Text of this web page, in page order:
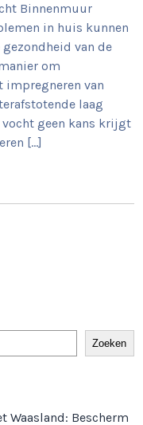
Binnenmuur
in huis kunnen
gezondheid van de
om
van
laag
geen kans krijgt
[…]
Zoeken
Bescherm